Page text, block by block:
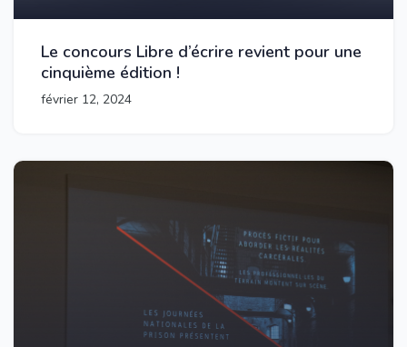
Le concours Libre d’écrire revient pour une
cinquième édition !
février 12, 2024